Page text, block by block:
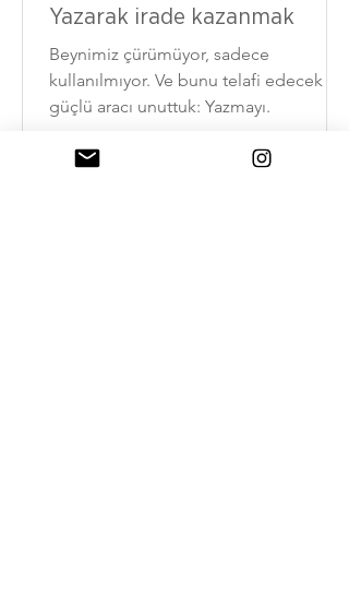
Yazarak irade kazanmak
Beynimiz çürümüyor, sadece
kullanılmıyor. Ve bunu telafi edecek en
güçlü aracı unuttuk: Yazmayı.